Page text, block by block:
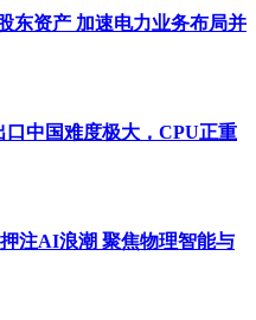
日发布公告提醒投资者注意
明显偏离市场走势，存在市
，对产品是否应用于金刚石
司2026年一季度业绩确实有
。但分析认为，当前股价暴
本面存在一定脱节。
地位。《2025培育钻石产业
钻石毛坯产能的约63%，其
育钻石中就有7颗来自河
伟达新一代GPU功耗已
理极限——金刚石散热材料
东资产 加速电力业务布局并
中国难度极大，CPU正重
注AI浪潮 聚焦物理智能与